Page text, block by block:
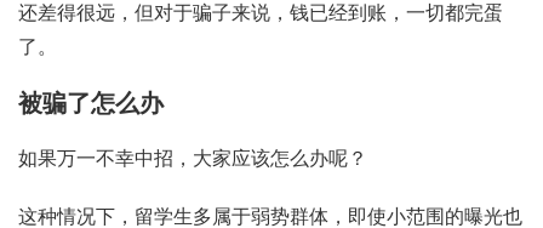
还差得很远，但对于骗子来说，钱已经到账，一切都完蛋
了。
被骗了怎么办
如果万一不幸中招，大家应该怎么办呢？
这种情况下，留学生多属于弱势群体，即使小范围的曝光也